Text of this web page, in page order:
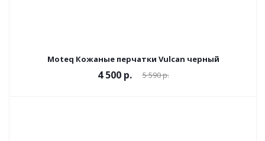
Moteq Кожаные перчатки Vulcan черный
4 500 р. 5 590 р.